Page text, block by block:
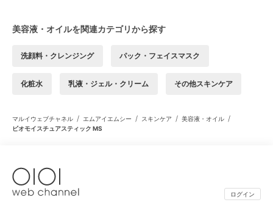
美容液・オイルを関連カテゴリから探す
洗顔料・クレンジング パック・フェイスマスク
化粧水 乳液・ジェル・クリーム その他スキンケア
マルイウェブチャネル / エムアイエムシー / スキンケア / 美容液・オイル /
ビオモイスチュアスティック MS
ログイン